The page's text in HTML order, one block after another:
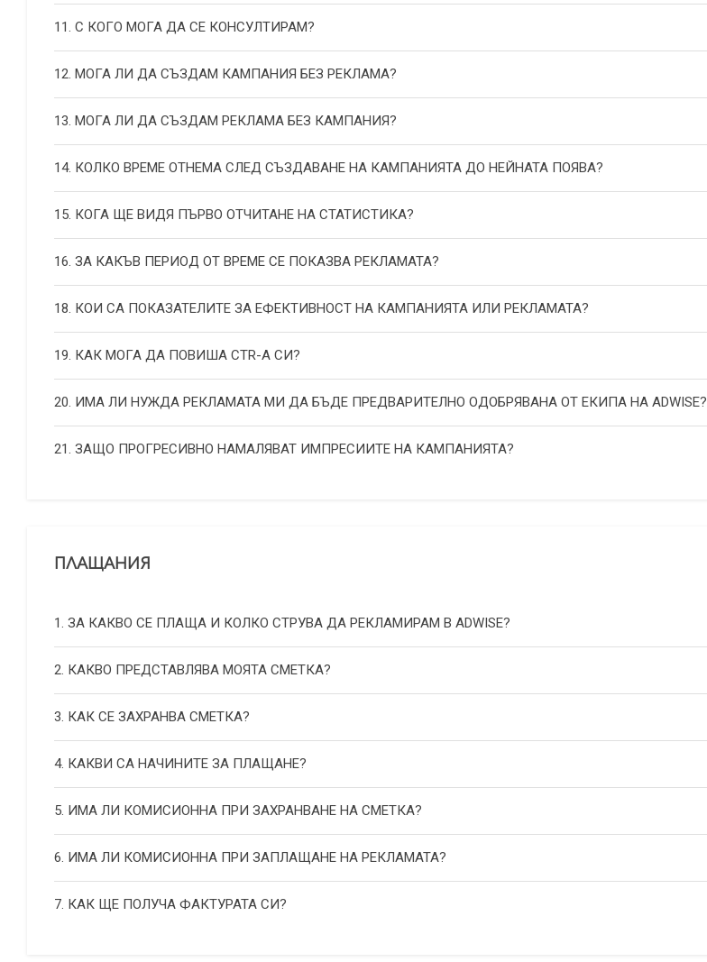
11. С КОГО МОГА ДА СЕ КОНСУЛТИРАМ?
12. МОГА ЛИ ДА СЪЗДАМ КАМПАНИЯ БЕЗ РЕКЛАМА?
13. МОГА ЛИ ДА СЪЗДАМ РЕКЛАМА БЕЗ КАМПАНИЯ?
14. КОЛКО ВРЕМЕ ОТНЕМА СЛЕД СЪЗДАВАНЕ НА КАМПАНИЯТА ДО НЕЙНАТА ПОЯВА?
15. КОГА ЩЕ ВИДЯ ПЪРВО ОТЧИТАНЕ НА СТАТИСТИКА?
16. ЗА КАКЪВ ПЕРИОД ОТ ВРЕМЕ СЕ ПОКАЗВА РЕКЛАМАТА?
18. КОИ СА ПОКАЗАТЕЛИТЕ ЗА ЕФЕКТИВНОСТ НА КАМПАНИЯТА ИЛИ РЕКЛАМАТА?
19. КАК МОГА ДА ПОВИША СТR-А СИ?
20. ИМА ЛИ НУЖДА РЕКЛАМАТА МИ ДА БЪДЕ ПРЕДВАРИТЕЛНО ОДОБРЯВАНА ОТ ЕКИПА НА ADWISE?
21. ЗАЩО ПРОГРЕСИВНО НАМАЛЯВАТ ИМПРЕСИИТЕ НА КАМПАНИЯТА?
ПЛАЩАНИЯ
1. ЗА КАКВО СЕ ПЛАЩА И КОЛКО СТРУВА ДА РЕКЛАМИРАМ В ADWISE?
2. КАКВО ПРЕДСТАВЛЯВА МОЯТА СМЕТКА?
3. КАК СЕ ЗАХРАНВА СМЕТКА?
4. КАКВИ СА НАЧИНИТЕ ЗА ПЛАЩАНЕ?
5. ИМА ЛИ КОМИСИОННА ПРИ ЗАХРАНВАНЕ НА СМЕТКА?
6. ИМА ЛИ КОМИСИОННА ПРИ ЗАПЛАЩАНЕ НА РЕКЛАМАТА?
7. КАК ЩЕ ПОЛУЧА ФАКТУРАТА СИ?